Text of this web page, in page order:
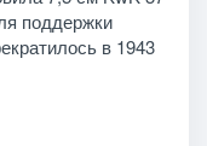
поддержки
в 1943